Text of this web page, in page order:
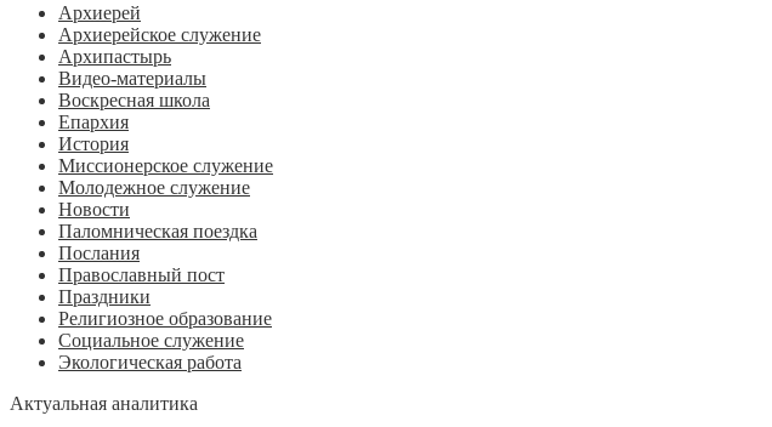
Архиерей
Архиерейское служение
Архипастырь
Видео-материалы
Воскресная школа
Епархия
История
Миссионерское служение
Молодежное служение
Новости
Паломническая поездка
Послания
Православный пост
Праздники
Религиозное образование
Социальное служение
Экологическая работа
Актуальная аналитика